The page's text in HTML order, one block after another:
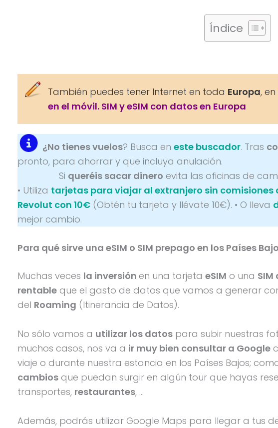
Índice
También puedes tener Internet en toda Europa,
en el móvil. SIM y eSIM con datos en Europa
¿No tienes vuelos? Busca en este buscador. Tras
pronto, para ahorrar y que incluya anulación.
Si queréis sacar dinero evita las oficinas de
• Utiliza tarjetas para viajar al extranjero sin comisiones
Revolut con 10€ (Obtén tu tarjeta y llévate 10€). • O lleva
mejor cambio.
Para qué sirve una eSIM o SIM prepago en los Países
Muchas veces la inversión en una tarjeta eSIM o una
rentable que el gasto de datos que vamos a generar
del Roaming (Itinerancia de Datos).
No sólo vamos a utilizar los datos para subir nuestras
muchos casos, nos va a ir muy bien consultar a Google
viaje o durante nuestra estancia en los Países Bajos;
cambios que puedan surgir en algún tour que hayas
transportes, restaurantes, …
Además, podrás utilizar Google Maps para llegar a tus